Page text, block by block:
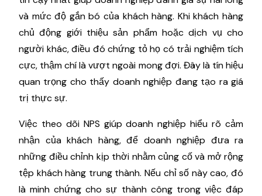
và mức độ gắn bó của khách hàng. Khi khách hàng
chủ động giới thiệu sản phẩm hoặc dịch vụ cho
người khác, điều đó chứng tỏ họ có trải nghiệm tích
cực, thậm chí là vượt ngoài mong đợi. Đây là tín hiệu
quan trọng cho thấy doanh nghiệp đang tạo ra giá
trị thực sự.
Việc theo dõi NPS giúp doanh nghiệp hiểu rõ cảm
nhận của khách hàng, để doanh nghiệp đưa ra
những điều chỉnh kịp thời nhằm củng cố và mở rộng
tệp khách hàng trung thành. Nếu chỉ số này cao, đó
là minh chứng cho sự thành công trong việc đáp